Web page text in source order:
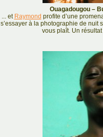
Ouagadougou –
... et Raymond profite d’une
s’essayer à la photographie de nuit
vous plaît. Un